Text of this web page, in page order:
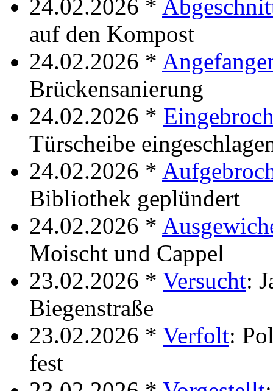
24.02.2026 *
auf den Kompost
24.02.2026 *
Brückensanierung
24.02.2026 *
Türscheibe
24.02.2026 *
Bibliothek geplündert
24.02.2026 *
Moischt und Cappel
23.02.2026 * Versucht:
Biegenstraße
23.02.2026 * Verfolt:
fest